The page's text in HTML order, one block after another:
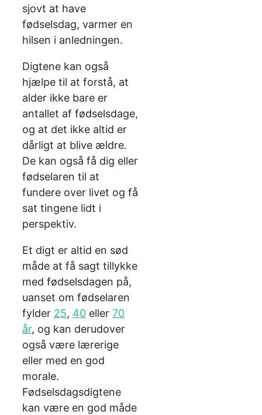
sjovt at have
fødselsdag, varmer en
hilsen i anledningen.
Digtene kan også
hjælpe til at forstå, at
alder ikke bare er
antallet af fødselsdage,
og at det ikke altid er
dårligt at blive ældre.
De kan også få dig eller
fødselaren til at
fundere over livet og få
sat tingene lidt i
perspektiv.
Et digt er altid en sød
måde at få sagt tillykke
med fødselsdagen på,
uanset om fødselaren
fylder 25, 40 eller 70
år, og kan derudover
også være lærerige
eller med en god
morale.
Fødselsdagsdigtene
kan være en god måde